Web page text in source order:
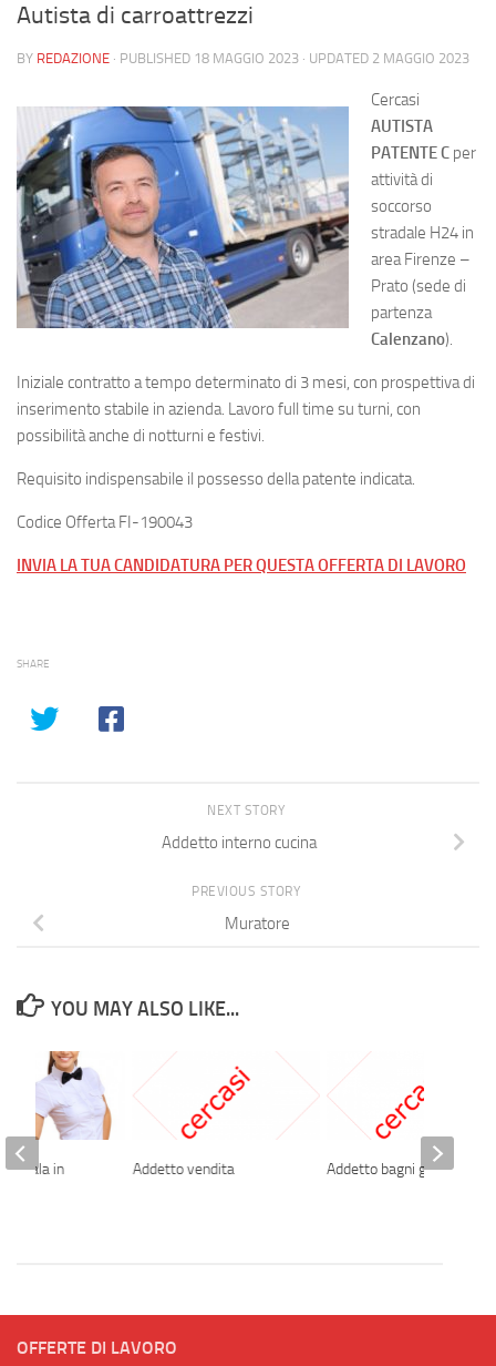
Autista di carroattrezzi
BY REDAZIONE · PUBLISHED 18 MAGGIO 2023 · UPDATED 2 MAGGIO 2023
Cercasi
AUTISTA
PATENTE C per
attività di
soccorso
stradale H24 in
area Firenze –
Prato (sede di
partenza
Calenzano).
Iniziale contratto a tempo determinato di 3 mesi, con prospettiva di
inserimento stabile in azienda. Lavoro full time su turni, con
possibilità anche di notturni e festivi.
Requisito indispensabile il possesso della patente indicata.
Codice Offerta FI-190043
INVIA LA TUA CANDIDATURA PER QUESTA OFFERTA DI LAVORO
SHARE
NEXT STORY
Addetto interno cucina
PREVIOUS STORY
Muratore
YOU MAY ALSO LIKE...
Addetto vendita Addetto bagni galvanici
di sala in
OFFERTE DI LAVORO